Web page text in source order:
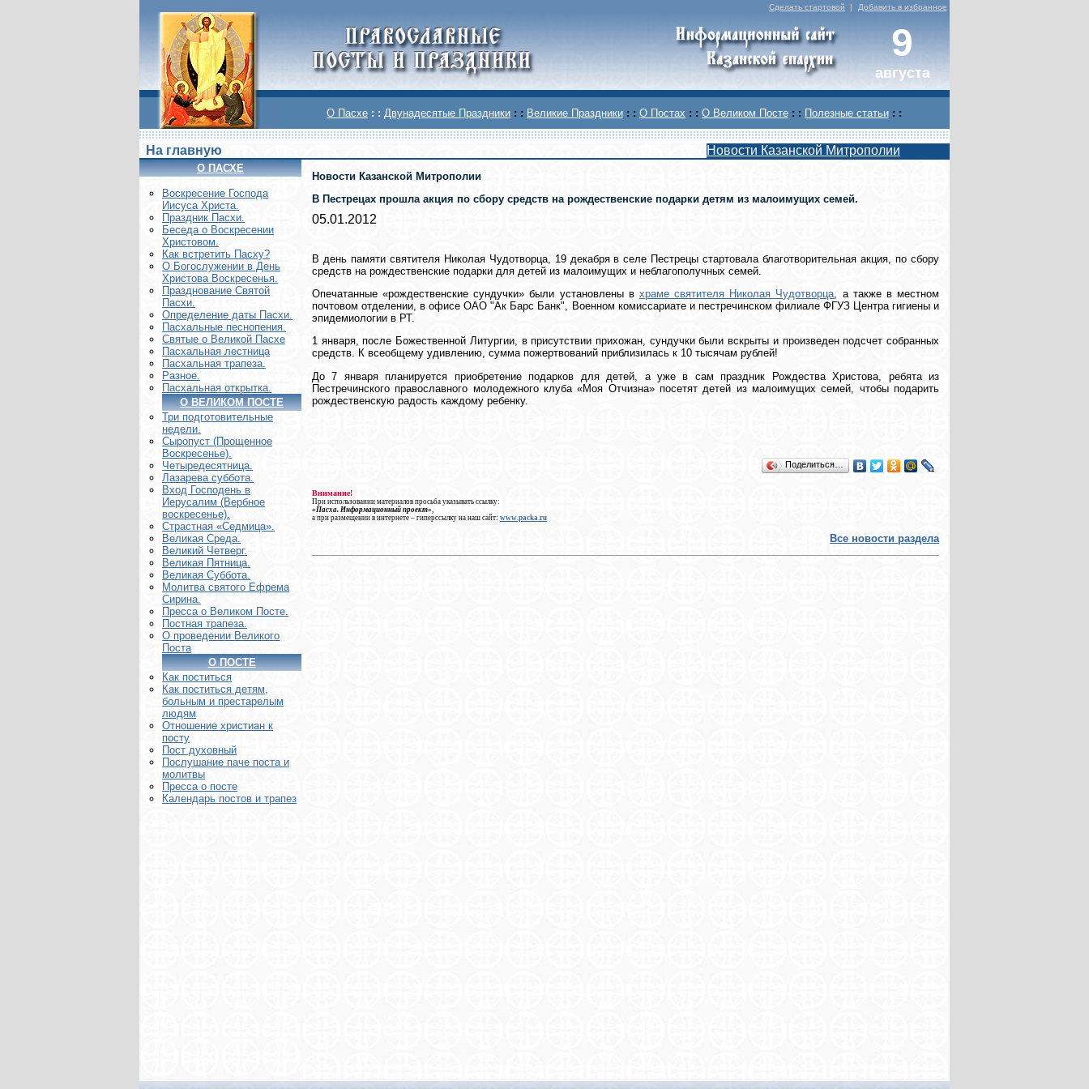
Сделать стартовой | Добавить в избранное
9
августа
О Пасхе : : Двунадесятые Праздники : : Великие Праздники : : О Постах : : О Великом Посте : : Полезные статьи : :
На главную Новости Казанской Митрополии
О ПАСХЕ
Воскреcение Господа
Иисуса Христа.
Праздник Пасхи.
Беседа о Воскресении
Христовом.
Как встретить Пасху?
О Богослужении в День
Христова Воскресенья.
Празднование Святой
Пасхи.
Определение даты Пасхи.
Пасхальные песнопения.
Святые о Великой Пасхе
Пасхальная лестница
Пасхальная трапеза.
Разное.
Пасхальная открытка.
О ВЕЛИКОМ ПОСТЕ
Три подготовительные
недели.
Сыропуст (Прощенное
Воскресенье).
Четыредесятница.
Лазарева суббота.
Вход Господень в
Иерусалим (Вербное
воскресенье).
Страстная «Седмица».
Великая Среда.
Великий Четверг.
Великая Пятница.
Великая Суббота.
Молитва святого Ефрема
Сирина.
Пресса о Великом Посте.
Постная трапеза.
О проведении Великого
Поста
О ПОСТЕ
Как поститься
Как поститься детям,
больным и престарелым
людям
Отношение христиан к
посту
Пост духовный
Послушание паче поста и
молитвы
Пресса о посте
Календарь постов и трапез
Новости Казанской Митрополии
В Пестрецах прошла акция по сбору средств на рождественские подарки детям из малоимущих семей.
05.01.2012
В день памяти святителя Николая Чудотворца, 19 декабря в селе Пестрецы стартовала благотворительная акция, по сбору
средств на рождественские подарки для детей из малоимущих и неблагополучных семей.
Опечатанные «рождественские сундучки» были установлены в храме святителя Николая Чудотворца , а также в местном
почтовом отделении, в офисе ОАО "Ак Барс Банк", Военном комиссариате и пестречинском филиале ФГУЗ Центра гигиены и
эпидемиологии в РТ.
1 января, после Божественной Литургии, в присутствии прихожан, сундучки были вскрыты и произведен подсчет собранных
средств. К всеобщему удивлению, сумма пожертвований приблизилась к 10 тысячам рублей!
До 7 января планируется приобретение подарков для детей, а уже в сам праздник Рождества Христова, ребята из
Пестречинского православного молодежного клуба «Моя Отчизна» посетят детей из малоимущих семей, чтобы подарить
рождественскую радость каждому ребенку.
Поделиться…
Внимание!
При использовании материалов просьба указывать ссылку:
«Пасха. Информационный проект»
а при размещении в интернете – гиперссылку на наш сайт: www.packa.ru
Все новости раздела